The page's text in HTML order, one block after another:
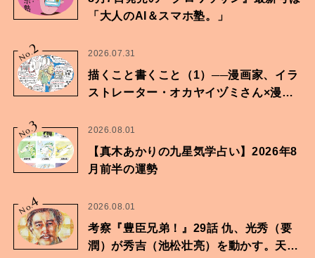
「大人のAI＆スマホ塾。」
No.2 2026.07.31
描くこと書くこと（1）──漫画家、イラ
ストレーター・オカヤイヅミさん×漫画
No.
3 2026.08.01
【真木あかりの九星気学占い】2026年8
月前半の運勢
No.
4 2026.08.01
考察『豊臣兄弟！』29話 仇、光秀（要
潤）が秀吉（池松壮亮）を動かす。天下